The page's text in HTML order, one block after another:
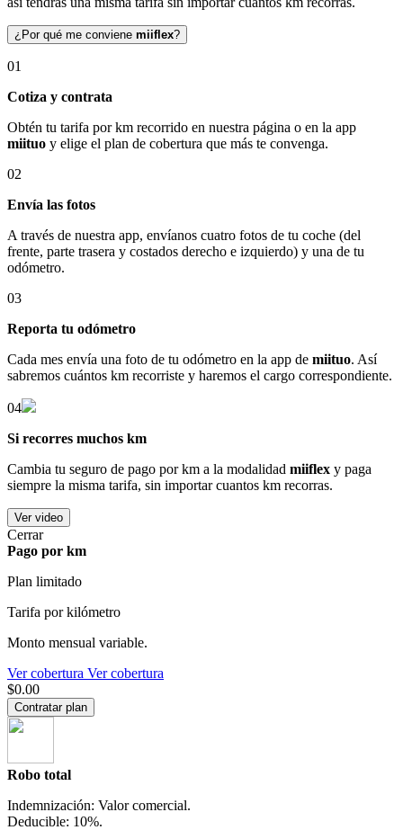
¿Por qué me conviene miiflex?
01
Cotiza y contrata
Obtén tu tarifa por km recorrido en nuestra página o en la app
miituo y elige el plan de cobertura que más te convenga.
02
Envía las fotos
A través de nuestra app, envíanos cuatro fotos de tu coche (del
frente, parte trasera y costados derecho e izquierdo) y una de tu
odómetro.
03
Reporta tu odómetro
Cada mes envía una foto de tu odómetro en la app de miituo. Así
sabremos cuántos km recorriste y haremos el cargo correspondiente.
04
Si recorres muchos km
Cambia tu seguro de pago por km a la modalidad miiflex y paga
siempre la misma tarifa, sin importar cuantos km recorras.
Ver video
Cerrar
Pago por km
Plan limitado
Tarifa por kilómetro
Monto mensual variable.
Ver cobertura Ver cobertura
$0.00
Contratar plan
Robo total
Indemnización: Valor comercial.
Deducible: 10%.